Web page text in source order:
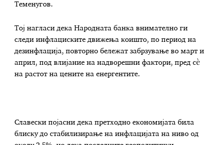
Теменугов.
Тој нагласи дека Народната банка внимателно ги
следи инфлациските движења коишто, по период на
дезинфлација, повторно бележат забрзување во март и
април, под влијание на надворешни фактори, пред сè
на растот на цените на енергентите.
Славески појасни дека претходно економијата била
блиску до стабилизирање на инфлацијата на ниво од